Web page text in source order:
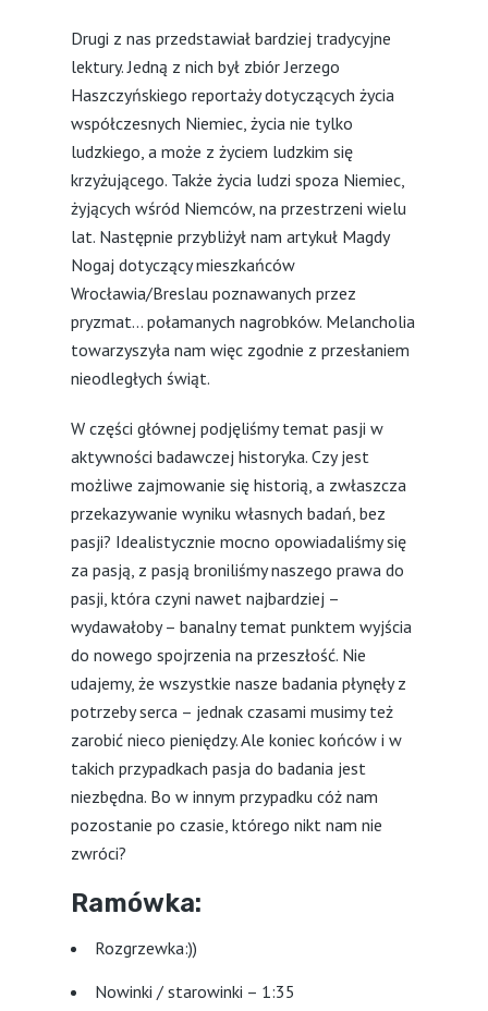
Drugi z nas przedstawiał bardziej tradycyjne
lektury. Jedną z nich był zbiór Jerzego
Haszczyńskiego reportaży dotyczących życia
współczesnych Niemiec, życia nie tylko
ludzkiego, a może z życiem ludzkim się
krzyżującego. Także życia ludzi spoza Niemiec,
żyjących wśród Niemców, na przestrzeni wielu
lat. Następnie przybliżył nam artykuł Magdy
Nogaj dotyczący mieszkańców
Wrocławia/Breslau poznawanych przez
pryzmat… połamanych nagrobków. Melancholia
towarzyszyła nam więc zgodnie z przesłaniem
nieodległych świąt.
W części głównej podjęliśmy temat pasji w
aktywności badawczej historyka. Czy jest
możliwe zajmowanie się historią, a zwłaszcza
przekazywanie wyniku własnych badań, bez
pasji? Idealistycznie mocno opowiadaliśmy się
za pasją, z pasją broniliśmy naszego prawa do
pasji, która czyni nawet najbardziej –
wydawałoby – banalny temat punktem wyjścia
do nowego spojrzenia na przeszłość. Nie
udajemy, że wszystkie nasze badania płynęły z
potrzeby serca – jednak czasami musimy też
zarobić nieco pieniędzy. Ale koniec końców i w
takich przypadkach pasja do badania jest
niezbędna. Bo w innym przypadku cóż nam
pozostanie po czasie, którego nikt nam nie
zwróci?
Ramówka:
Rozgrzewka:))
Nowinki / starowinki – 1:35